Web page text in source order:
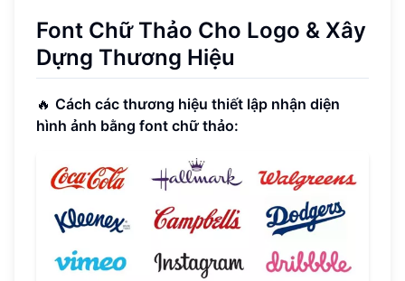
Font Chữ Thảo Cho Logo & Xây
Dựng Thương Hiệu
🔥 Cách các thương hiệu thiết lập nhận diện
hình ảnh bằng font chữ thảo: